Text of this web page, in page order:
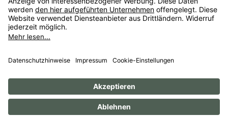
Unternehmen
Alle Preise inkl. gesetzl. Mehrwertsteuer zzgl.
anders angegeben.
© 1956 - 2026 Gewürz- und Teehaus Schnorr - with
ImpressumAGBWiderrufsbelehrungenDatenschutz
Barrierefreiheit